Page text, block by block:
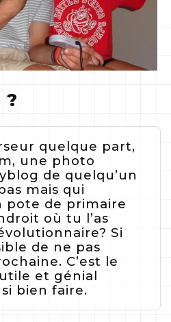
quelque part,
une photo
de quelqu’un
mais qui
pote de primaire
où tu l’as
Si
de ne pas
C’est le
et génial
bien faire.